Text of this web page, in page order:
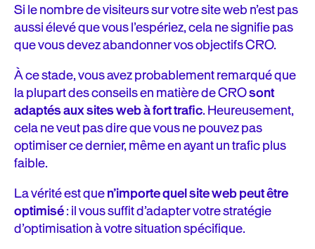
Si le nombre de visiteurs sur votre site web n’est pas
aussi élevé que vous l’espériez, cela ne signifie pas
que vous devez abandonner vos objectifs CRO.
À ce stade, vous avez probablement remarqué que
la plupart des conseils en matière de CROsont
adaptés aux sites web à fort trafic. Heureusement,
cela ne veut pas dire que vous ne pouvez pas
optimiser ce dernier, même en ayant un trafic plus
faible.
La vérité est quen’importe quel site web peut être
optimisé: il vous suffit d’adapter votre stratégie
d’optimisation à votre situation spécifique.